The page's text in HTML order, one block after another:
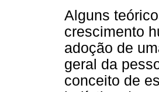
Alguns
crescimento
adoção de
geral da
conceito de